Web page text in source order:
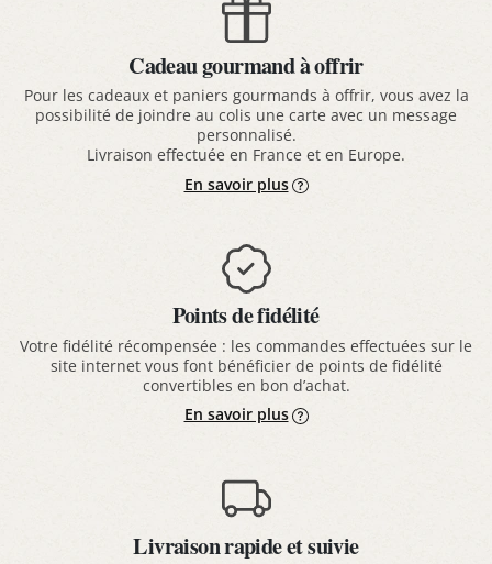
Cadeau gourmand à offrir
Pour les cadeaux et paniers gourmands à offrir, vous avez la
possibilité de joindre au colis une carte avec un message
personnalisé.
Livraison effectuée en France et en Europe.
En savoir plus
Points de fidélité
Votre fidélité récompensée : les commandes effectuées sur le
site internet vous font bénéficier de points de fidélité
convertibles en bon d’achat.
En savoir plus
Livraison rapide et suivie